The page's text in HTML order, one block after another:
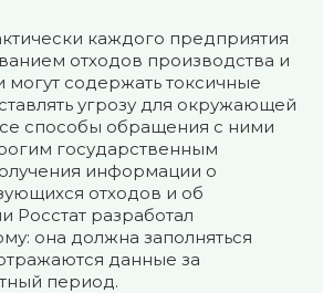
каждого предприятия
отходов производства и
могут содержать токсичные
угрозу для окружающей
способы обращения с ними
государственным
информации о
отходов и об
Росстат разработал
она должна заполняться
данные за
период.